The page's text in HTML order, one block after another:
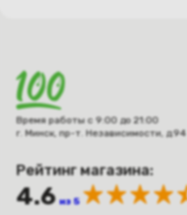
Время работы с 9:00 до 21:00
г. Минск, пр-т. Независимости, д.94
Рейтинг магазина:
4.6 из 5